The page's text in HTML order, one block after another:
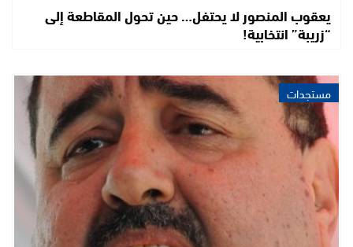
يعقوب المنصور لا يحتفل… حين تحول المقاطعة إلى
“زريبة” انتخابية!
مستجدات